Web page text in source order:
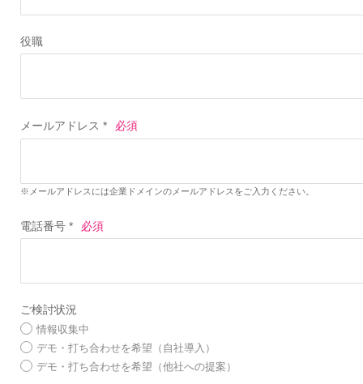
役職
メールアドレス *
※メールアドレスには企業ドメインのメールアドレスをご入力ください。
電話番号 *
ご検討状況
情報収集中
デモ・打ち合わせを希望（自社導入）
デモ・打ち合わせを希望（他社への提案）